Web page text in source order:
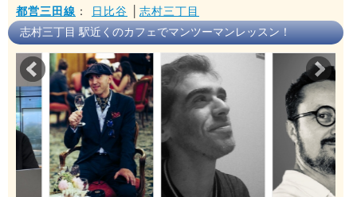
都営三田線 ： 日比谷
志村三丁目
志村三丁目 駅近くのカフェでマンツーマンレッスン！
Prev